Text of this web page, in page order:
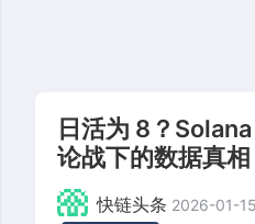
日活为 8？
论战下的数据真相
快链头条 2026-01-